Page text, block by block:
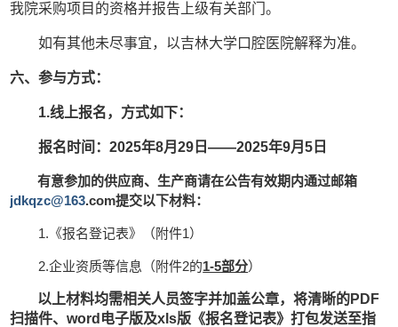
我院采购项目的资格并报告上级有关部门。
如有其他未尽事宜，以吉林大学口腔医院解释为准。
六、参与方式：
1.线上报名，方式如下：
报名时间：2025年8月29日——2025年9月5日
有意参加的供应商、生产商请在公告有效期内通过邮箱
jdkqzc@163.com提交以下材料：
1.《报名登记表》（附件1）
2.企业资质等信息（附件2的1-5部分）
以上材料均需相关人员签字并加盖公章，将清晰的PDF
扫描件、word电子版及xls版《报名登记表》打包发送至指